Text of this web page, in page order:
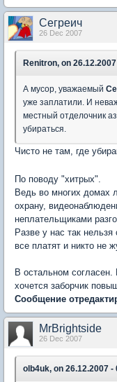
Сегреич
26 Dec 2007
Renitron, on
А мусор, уважаемый
уже заплатили. И
местный отделочник
убираться.
Чисто не там, где
По поводу "хитрых".
Ведь во многих домах
охрану,
неплательщиками
Разве у нас так
все платят и никто не
В остальном согласен.
хочется заборчик
Сообщение
MrBrightside
26 Dec 2007
olb4uk, on 26.12.2007 -